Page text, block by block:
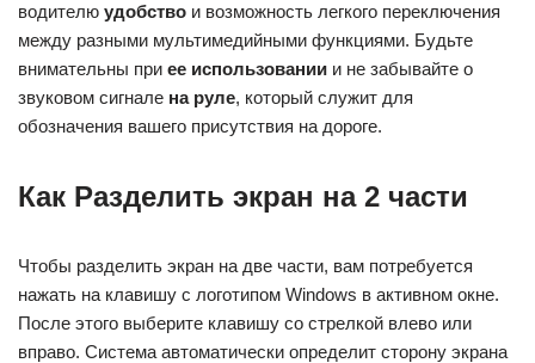
водителю удобство и возможность легкого переключения
между разными мультимедийными функциями. Будьте
внимательны при ее использовании и не забывайте о
звуковом сигнале на руле, который служит для
обозначения вашего присутствия на дороге.
Как Разделить экран на 2 части
Чтобы разделить экран на две части, вам потребуется
нажать на клавишу с логотипом Windows в активном окне.
После этого выберите клавишу со стрелкой влево или
вправо. Система автоматически определит сторону экрана